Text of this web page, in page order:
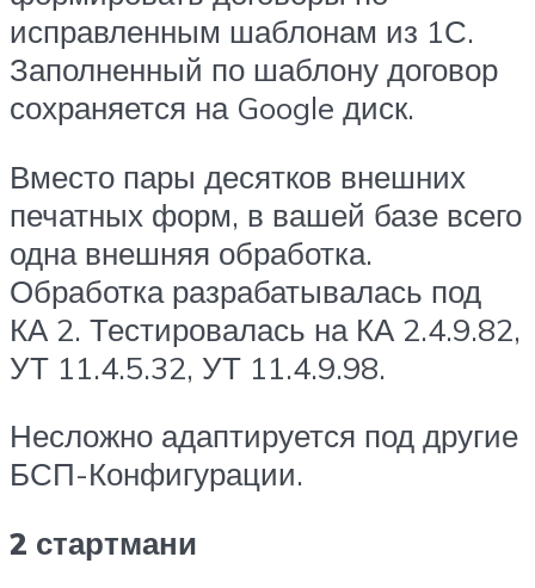
исправленным шаблонам из 1С.
Заполненный по шаблону договор
сохраняется на Google диск.
Вместо пары десятков внешних
печатных форм, в вашей базе всего
одна внешняя обработка.
Обработка разрабатывалась под
КА 2. Тестировалась на КА 2.4.9.82,
УТ 11.4.5.32, УТ 11.4.9.98.
Несложно адаптируется под другие
БСП-Конфигурации.
2 стартмани